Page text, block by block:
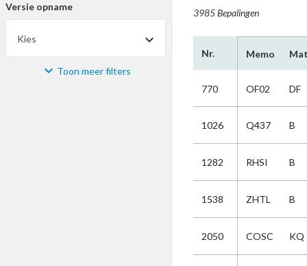
Versie opname
Kies
Materiaal Toon meer filters
3985 Bepalingen
Nr. Memo
770 OF02 DF
1026 Q437 B
1282 RHSI B
1538 ZHTL B
2050 COSC KQ